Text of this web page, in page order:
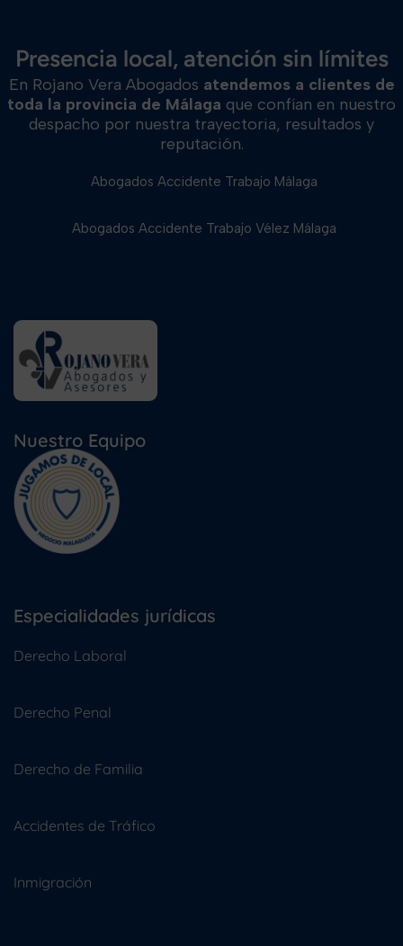
Presencia local, atención sin límites
En Rojano Vera Abogados atendemos a clientes de
toda la provincia de Málaga que confían en nuestro
despacho por nuestra trayectoria, resultados y
reputación.
Abogados Accidente Trabajo Málaga
Abogados Accidente Trabajo Vélez Málaga
Nuestro Equipo
Especialidades jurídicas
Derecho Laboral
Derecho Penal
Derecho de Familia
Accidentes de Tráfico
Inmigración